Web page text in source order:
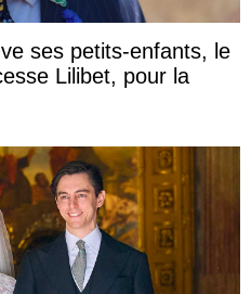
ses petits-enfants, le
Lilibet, pour la